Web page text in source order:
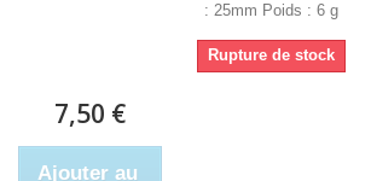
: 25mm Poids : 6 g
Rupture de stock
7,50 €
Ajouter au